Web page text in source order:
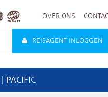
OVER ONS
REISAGENT INLOGGEN
PACIFIC